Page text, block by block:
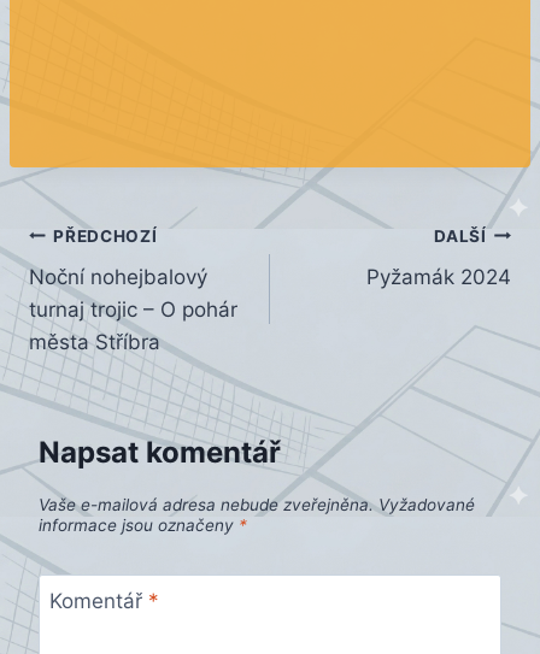
Navigace
pro
příspěvek
PŘEDCHOZÍ
Noční nohejbalový
turnaj trojic – O pohár
města Stříbra
DALŠÍ
Pyžamák 2024
Napsat komentář
Vaše e-mailová adresa nebude zveřejněna. Vyžadované
informace jsou označeny *
Komentář *